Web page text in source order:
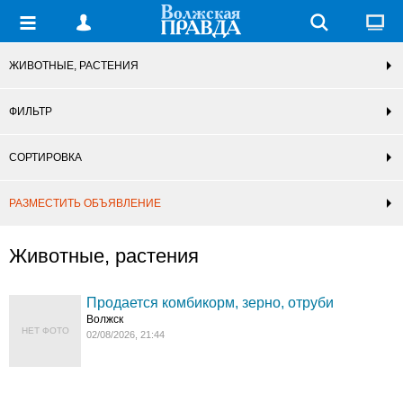
ЖИВОТНЫЕ, РАСТЕНИЯ
ФИЛЬТР
СОРТИРОВКА
РАЗМЕСТИТЬ ОБЪЯВЛЕНИЕ
Животные, растения
НЕТ ФОТО
Продается комбикорм, зерно, отруби
Волжск
02/08/2026, 21:44